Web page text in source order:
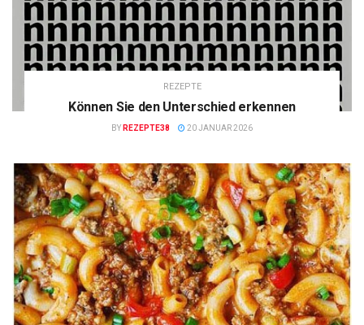
REZEPTE
Können Sie den Unterschied erkennen
BY REZEPTE38 20 JANUAR 2026